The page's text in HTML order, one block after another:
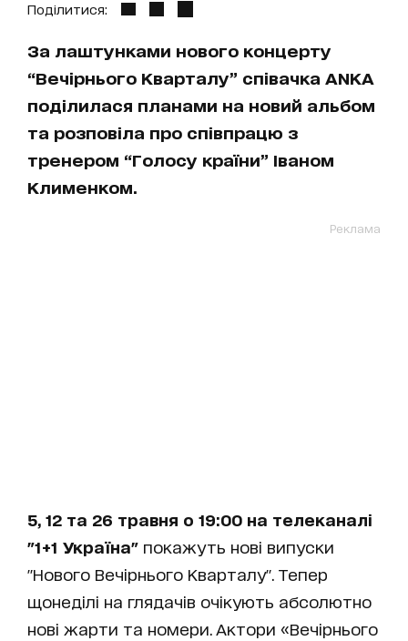
Поділитися:
За лаштунками нового концерту
“Вечірнього Кварталу” співачка ANKA
поділилася планами на новий альбом
та розповіла про співпрацю з
тренером “Голосу країни” Іваном
Клименком.
Реклама
5, 12 та 26 травня о 19:00 на телеканалі
"1+1 Україна" покажуть нові випуски
"Нового Вечірнього Кварталу". Тепер
щонеділі на глядачів очікують абсолютно
нові жарти та номери. Актори «Вечірнього